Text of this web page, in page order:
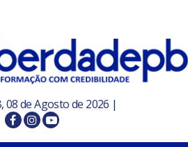
08 de Agosto de 2026 |